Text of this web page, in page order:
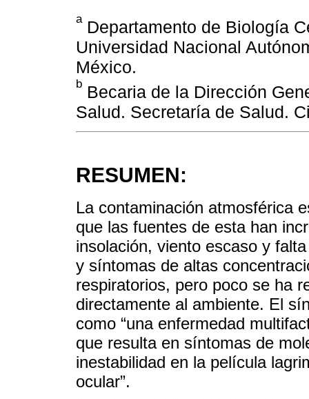
aDepartamento de Biología
Universidad Nacional
México.
b Becaria de la Dirección
Salud. Secretaría de Salud.
RESUMEN:
La contaminación atmosférica
que las fuentes de esta han
insolación, viento escaso y
y síntomas de altas
respiratorios, pero poco se ha
directamente al ambiente. El
como “una enfermedad
que resulta en síntomas de
inestabilidad en la película
ocular”.